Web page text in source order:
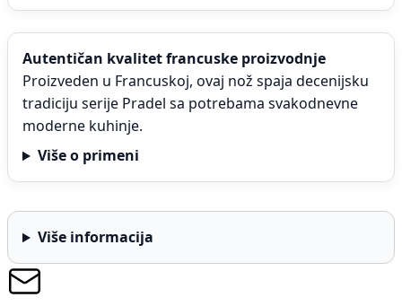
Autentičan kvalitet francuske proizvodnje
Proizveden u Francuskoj, ovaj nož spaja decenijsku
tradiciju serije Pradel sa potrebama svakodnevne
moderne kuhinje.
Više o primeni
Više informacija